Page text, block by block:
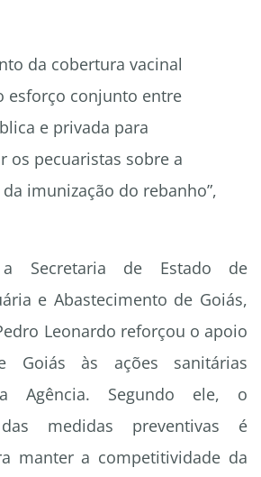
da cobertura vacinal
esforço conjunto entre
e privada para
os pecuaristas sobre a
imunização do rebanho”,
a Secretaria de Estado de
e Abastecimento de Goiás,
Leonardo reforçou o apoio
Goiás às ações sanitárias
Agência. Segundo ele, o
medidas preventivas é
manter a competitividade da